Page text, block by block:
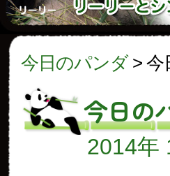
今日のパンダ> 今
今日の
2014年